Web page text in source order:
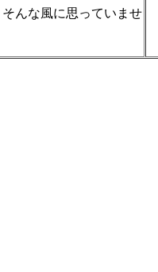
んな風に思っていませ